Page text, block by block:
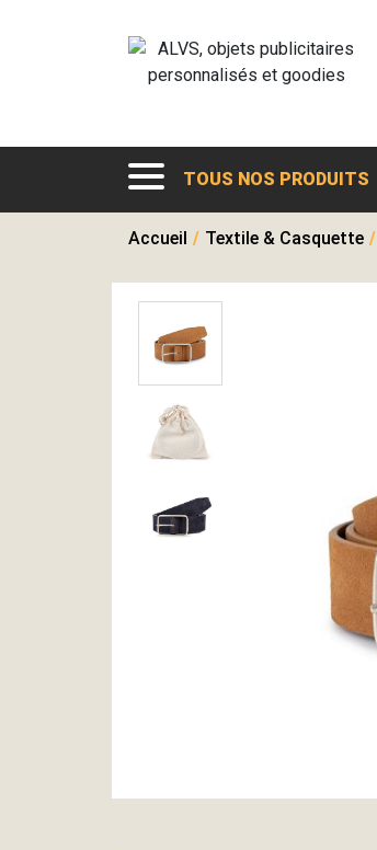
TOUS NOS PRODUITS
Accueil / Textile & Casquette /